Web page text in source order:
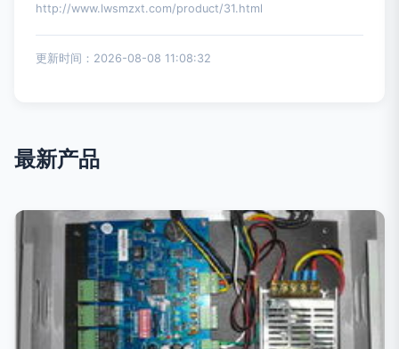
http://www.lwsmzxt.com/product/31.html
更新时间：2026-08-08 11:08:32
最新产品